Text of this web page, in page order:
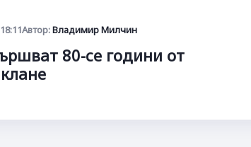
Автор:Владимир Милчин
80-се години от